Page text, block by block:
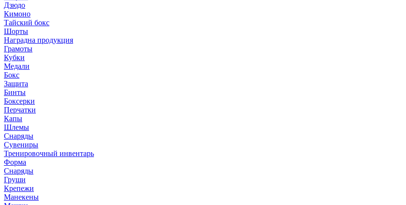
Дзюдо
Кимоно
Тайский бокс
Шорты
Наградна продукция
Грамоты
Кубки
Медали
Бокс
Защита
Бинты
Боксерки
Перчатки
Капы
Шлемы
Снаряды
Сувениры
Тренировочный инвентарь
Форма
Снаряды
Груши
Крепежи
Манекены